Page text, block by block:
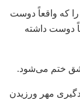
را که واقعاً دوست
دوست داشته
ختم می‌شود.
مهر ورزیدن